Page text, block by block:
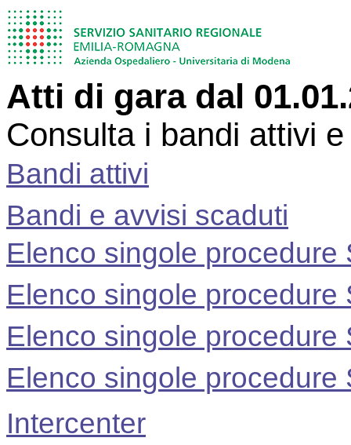
Atti di gara dal
Consulta i bandi attivi
Bandi attivi
Bandi e avvisi scaduti
Elenco singole procedure
Elenco singole procedure
Elenco singole procedure
Elenco singole procedure
Intercenter